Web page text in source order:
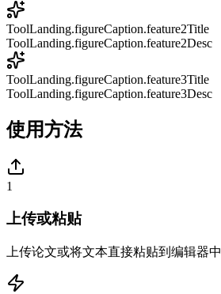
ToolLanding.figureCaption.feature2Title
ToolLanding.figureCaption.feature2Desc
ToolLanding.figureCaption.feature3Title
ToolLanding.figureCaption.feature3Desc
使用方法
1
上传或粘贴
上传论文或将文本直接粘贴到编辑器中